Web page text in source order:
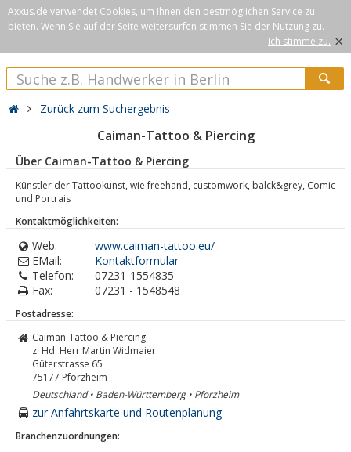
Axxus.de verwendet Cookies, um Ihnen den bestmöglichen Service zu
bieten. Wenn Sie auf der Seite weitersurfen stimmen Sie der Nutzung zu.
Ich stimme zu. ×
Zurück zum Suchergebnis
Caiman-Tattoo & Piercing
Über Caiman-Tattoo & Piercing
Künstler der Tattookunst, wie freehand, customwork, balck&grey, Comic
und Portrais
Kontaktmöglichkeiten:
Web:
www.caiman-tattoo.eu/
EMail:
Kontaktformular
Telefon:
07231-1554835
Fax:
07231 - 1548548
Postadresse:
Caiman-Tattoo & Piercing
z. Hd. Herr Martin Widmaier
Güterstrasse 65
75177 Pforzheim
Deutschland • Baden-Württemberg • Pforzheim
zur Anfahrtskarte und Routenplanung
Branchenzuordnungen: